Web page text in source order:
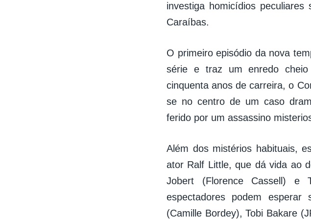
investiga homicídios
Caraíbas.
O primeiro episódio da nova
série e traz um enredo
cinquenta anos de carreira, o
se no centro de um caso
ferido por um assassino
Além dos mistérios habituais,
ator Ralf Little, que dá vida ao
Jobert (Florence Cassell) e
espectadores podem
(Camille Bordey), Tobi Bakare